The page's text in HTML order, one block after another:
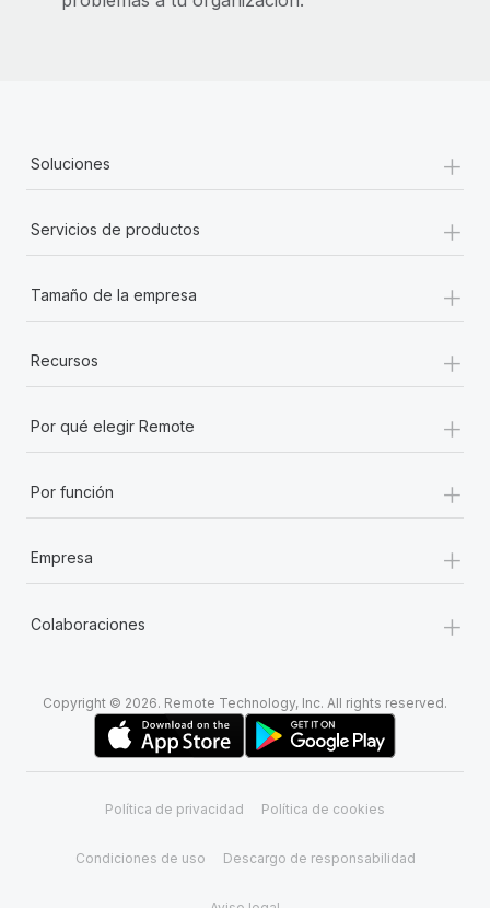
Soluciones +
Servicios de productos +
Tamaño de la empresa +
Recursos +
Por qué elegir Remote +
Por función +
Empresa +
Colaboraciones +
Copyright © 2026. Remote Technology, Inc. All rights reserved.
Política de privacidad Política de cookies
Condiciones de uso Descargo de responsabilidad